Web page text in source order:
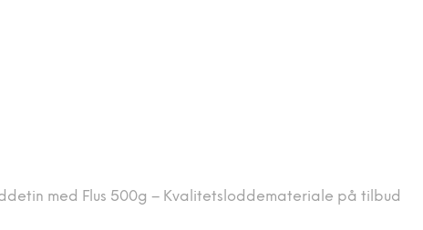
med Flus 500g – Kvalitetsloddemateriale på tilbud